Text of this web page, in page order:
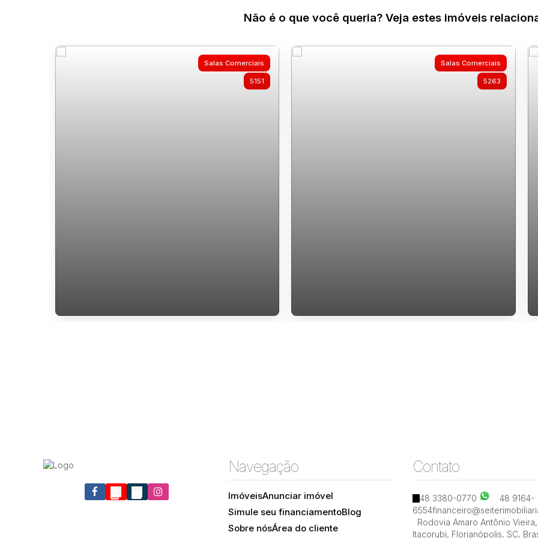
Não é o que você queria? Veja estes imóveis
Salas Comerciais
5151
Rua Vereador Guido Bott, 88035-130, Santa Mônica,
Salas Comerciais
5263
Rodovia José Carlos Daux, 88030-000, João Paulo,
Florianópolis, Santa Catarina, Brasil
Navegação
ImóveisAnunciar imóvel
Simule seu financiamentoBlog
Sobre nósÁrea do cliente
Contato
48 3380-0770
48 9164-
6554
Rodovia Amaro Antônio Vieira,
Itacorubi, Florianópolis, SC,